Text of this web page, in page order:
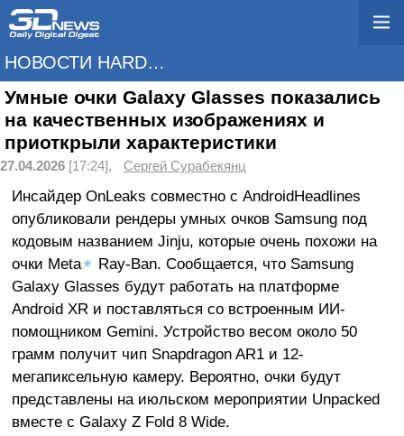
НОВОСТИ HARDWARE
Умные очки Galaxy Glasses показались
на качественных изображениях и
приоткрыли характеристики
27.04.2026 [17:24], Сергей Сурабекянц
Инсайдер OnLeaks совместно с AndroidHeadlines
опубликовали рендеры умных очков Samsung под
кодовым названием Jinju, которые очень похожи на
очки Meta✴ Ray-Ban. Сообщается, что Samsung
Galaxy Glasses будут работать на платформе
Android XR и поставляться со встроенным ИИ-
помощником Gemini. Устройство весом около 50
грамм получит чип Snapdragon AR1 и 12-
мегапиксельную камеру. Вероятно, очки будут
представлены на июльском мероприятии Unpacked
вместе с Galaxy Z Fold 8 Wide.